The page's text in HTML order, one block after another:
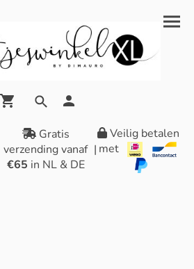
Gratis
verzending vanaf
€65 in NL & DE
|
Veilig betalen
met